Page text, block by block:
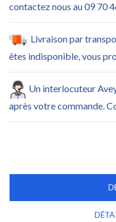
contactez nous au 09 70
Livraison par
êtes indisponible, vous
Un interlocuteur
après votre commande.